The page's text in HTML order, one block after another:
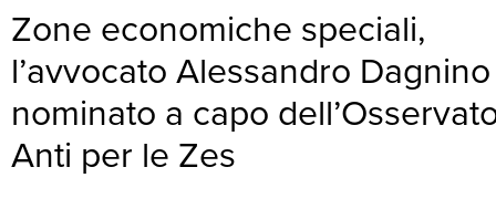
Zone economiche speciali,
l’avvocato Alessandro Dagnino
nominato a capo
Anti per le Zes